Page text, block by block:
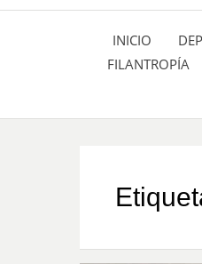
INICIO
FILANTROPÍA